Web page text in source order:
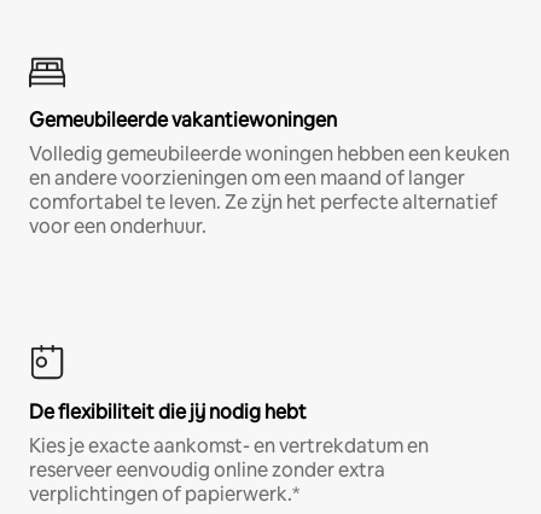
Gemeubileerde vakantiewoningen
Volledig gemeubileerde woningen hebben een keuken
en andere voorzieningen om een maand of langer
comfortabel te leven. Ze zijn het perfecte alternatief
voor een onderhuur.
De flexibiliteit die jij nodig hebt
Kies je exacte aankomst- en vertrekdatum en
reserveer eenvoudig online zonder extra
verplichtingen of papierwerk.*